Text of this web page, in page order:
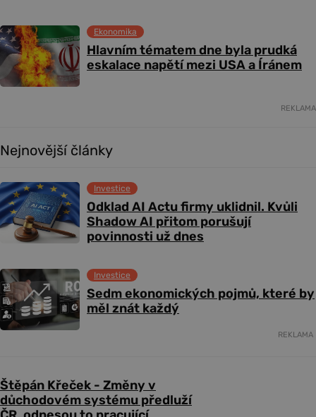
Hlavním tématem dne byla prudká
eskalace napětí mezi USA a Íránem
Ekonomika
REKLAMA
Nejnovější články
Odklad AI Actu firmy uklidnil. Kvůli
Shadow AI přitom porušují
povinnosti už dnes
Investice
Sedm ekonomických pojmů, které by
měl znát každý
Investice
REKLAMA
Štěpán Křeček - Změny v
důchodovém systému předluží